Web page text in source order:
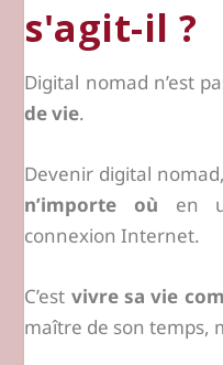
s'agit-il ?
Digital nomad n’est
de vie.
Devenir digital
n’importe où en
connexion Internet.
C’est vivre sa vie
maître de son temps,